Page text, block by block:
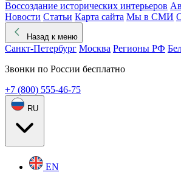
Воссоздание исторических интерьеров
Новости Статьи Карта сайта Мы в СМИ
Назад к меню
Санкт-Петербург Москва Регионы РФ
Звонки по России бесплатно
+7 (800) 555-46-75
RU
EN